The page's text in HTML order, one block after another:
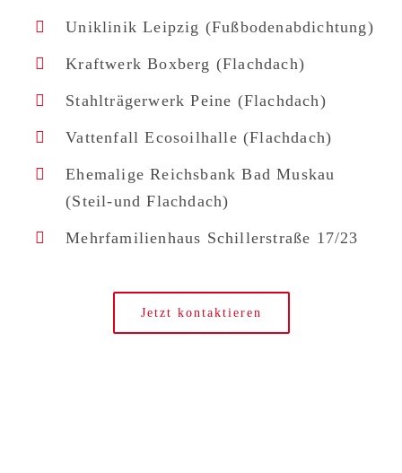
Uniklinik Leipzig (Fußbodenabdichtung)
Kraftwerk Boxberg (Flachdach)
Stahlträgerwerk Peine (Flachdach)
Vattenfall Ecosoilhalle (Flachdach)
Ehemalige Reichsbank Bad Muskau
(Steil-und Flachdach)
Mehrfamilienhaus Schillerstraße 17/23
Jetzt kontaktieren